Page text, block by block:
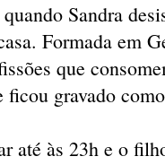
Sandra
Formada em
que
gravado
até às 23h e o